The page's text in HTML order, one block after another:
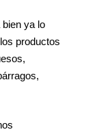
ya lo
productos